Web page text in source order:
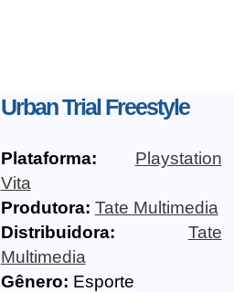
Urban Trial Freestyle
Plataforma:
Playstation
Vita
Produtora: Tate Multimedia
Distribuidora:
Tate
Multimedia
Gênero: Esporte